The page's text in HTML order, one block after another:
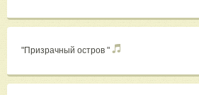
"Призрачный остров "